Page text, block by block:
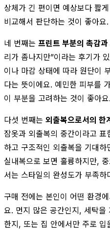
상체가 긴 편이면 예상보다 짧
비교해서 판단하는 것이 좋아요.
네 번째는 프린트 부분의 촉감과
리가 좀나지만”이라는 후기가
이나 마감 상태에 따라 원단이
다는 뜻이에요. 예민한 피부를
이 부분을 고려하는 것이 좋아요.
다섯 번째는 외출복으로서의 한계
잠옷과 외출복의 중간이라고
하고 구조적인 외출복을 기대
실내복으로 보면 훌륭하지만,
서는 스타일의 완성도가 부족하
구매 전에는 본인이 어떤 환경
요. 먼지 많은 공간인지, 세탁
한지, 또는 집 안에서만 주로 입